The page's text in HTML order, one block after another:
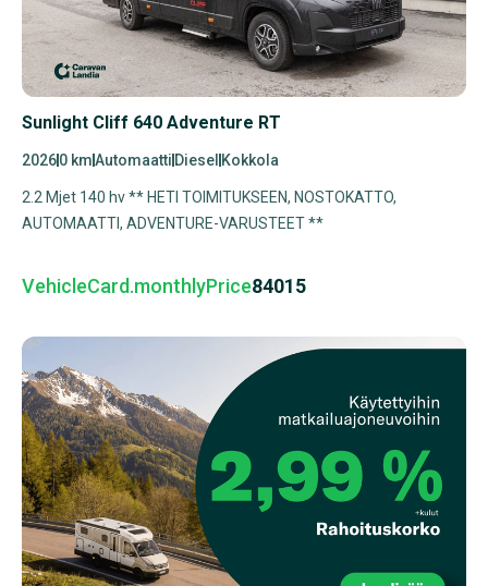
Sunlight Cliff 640 Adventure RT
20260 kmAutomaatti Diesel Kokkola
2.2 Mjet 140 hv ** HETI TOIMITUKSEEN, NOSTOKATTO,
AUTOMAATTI, ADVENTURE-VARUSTEET **
VehicleCard.monthlyPrice84015